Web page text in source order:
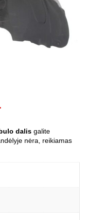
dalis galite
nėra, reikiamas